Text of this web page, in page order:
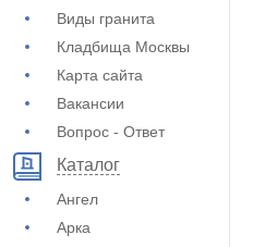
Виды гранита
Кладбища Москвы
Карта сайта
Вакансии
Вопрос - Ответ
Каталог
Ангел
Арка